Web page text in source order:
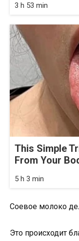
3 h 53 min
This Simple
From Your
5 h 3 min
Соевое молоко
Это происходит